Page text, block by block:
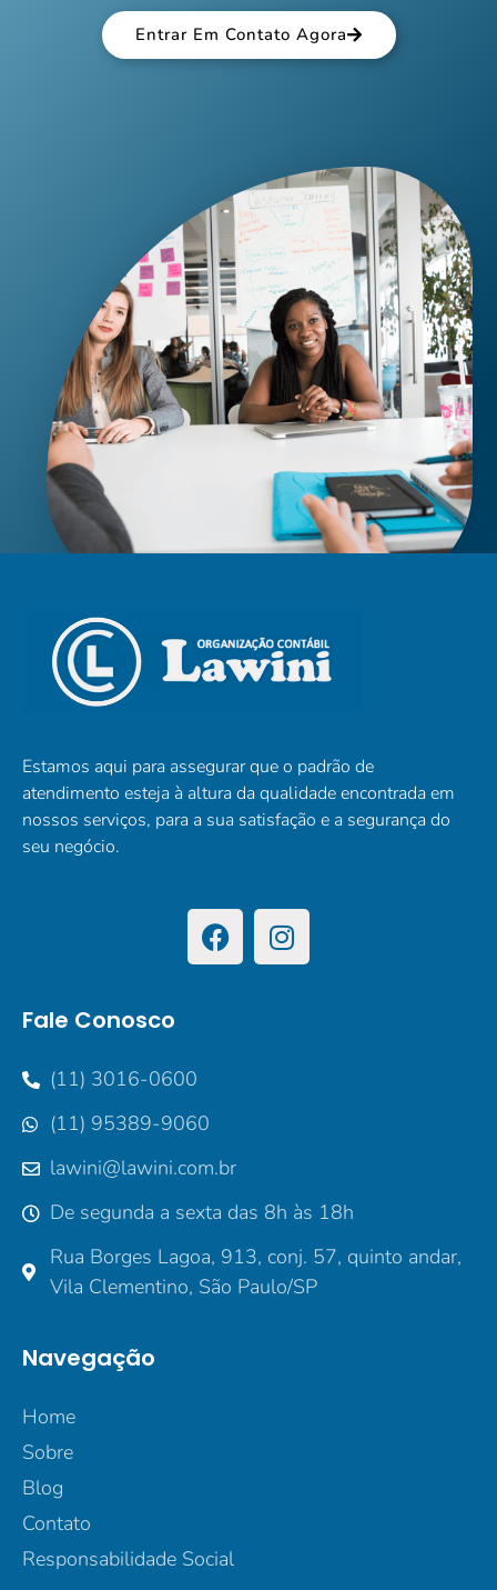
Entrar Em Contato Agora
Estamos aqui para assegurar que o padrão de
atendimento esteja à altura da qualidade encontrada em
nossos serviços, para a sua satisfação e a segurança do
seu negócio.
Fale Conosco
(11) 3016-0600
(11) 95389-9060
lawini@lawini.com.br
De segunda a sexta das 8h às 18h
Rua Borges Lagoa, 913, conj. 57, quinto andar,
Vila Clementino, São Paulo/SP
Navegação
Home
Sobre
Blog
Contato
Responsabilidade Social